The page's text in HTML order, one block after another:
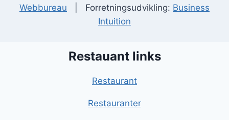
Webbureau | Forretningsudvikling: Business
Intuition
Restauant links
Restaurant
Restauranter